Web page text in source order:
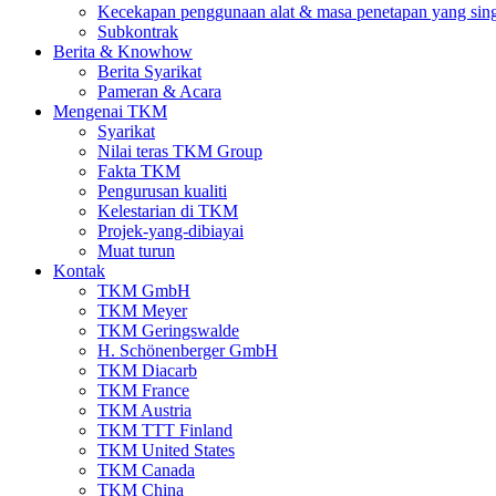
Kecekapan penggunaan alat & masa penetapan yang
Subkontrak
Berita & Knowhow
Berita Syarikat
Pameran & Acara
Mengenai TKM
Syarikat
Nilai teras TKM Group
Fakta TKM
Pengurusan kualiti
Kelestarian di TKM
Projek-yang-dibiayai
Muat turun
Kontak
TKM GmbH
TKM Meyer
TKM Geringswalde
H. Schönenberger GmbH
TKM Diacarb
TKM France
TKM Austria
TKM TTT Finland
TKM United States
TKM Canada
TKM China